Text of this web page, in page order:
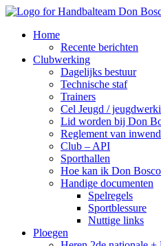
Home
Recente berichten
Clubwerking
Dagelijks bestuur
Technische staf
Trainers
Cel Jeugd /
Lid worden bij Don
Reglement van
Club – API
Sporthallen
Hoe kan ik Don
Handige documenten
Spelregels
Sportblessure
Nuttige links
Ploegen